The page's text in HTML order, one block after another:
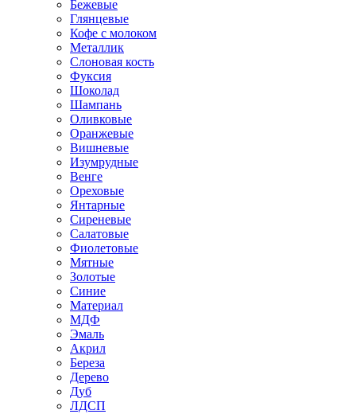
Бежевые
Глянцевые
Кофе с молоком
Металлик
Слоновая кость
Фуксия
Шоколад
Шампань
Оливковые
Оранжевые
Вишневые
Изумрудные
Венге
Ореховые
Янтарные
Сиреневые
Салатовые
Фиолетовые
Мятные
Золотые
Синие
Материал
МДФ
Эмаль
Акрил
Береза
Дерево
Дуб
ЛДСП